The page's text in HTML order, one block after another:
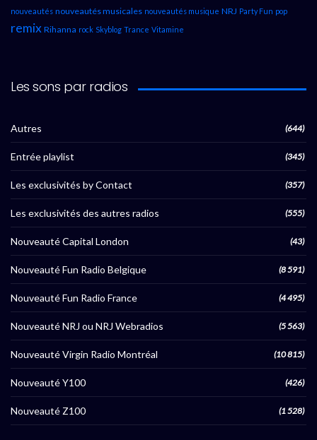
nouveautés nouveautés musicales nouveautés musique NRJ Party Fun pop
remix Rihanna rock Skyblog Trance Vitamine
Les sons par radios
Autres (644)
Entrée playlist (345)
Les exclusivités by Contact (357)
Les exclusivités des autres radios (555)
Nouveauté Capital London (43)
Nouveauté Fun Radio Belgique (8 591)
Nouveauté Fun Radio France (4 495)
Nouveauté NRJ ou NRJ Webradios (5 563)
Nouveauté Virgin Radio Montréal (10 815)
Nouveauté Y100 (426)
Nouveauté Z100 (1 528)